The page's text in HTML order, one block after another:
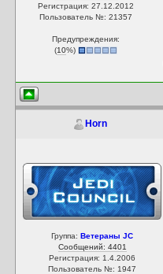
Регистрация: 27.12.2012
Пользователь №: 21357
Предупреждения:
(10%)
Horn
Группа:Ветераны JC
Сообщений: 4401
Регистрация: 1.4.2006
Пользователь №: 1947